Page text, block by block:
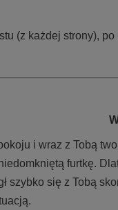
(z każdej strony),
i wraz z Tobą
furtkę.
szybko się z Tobą